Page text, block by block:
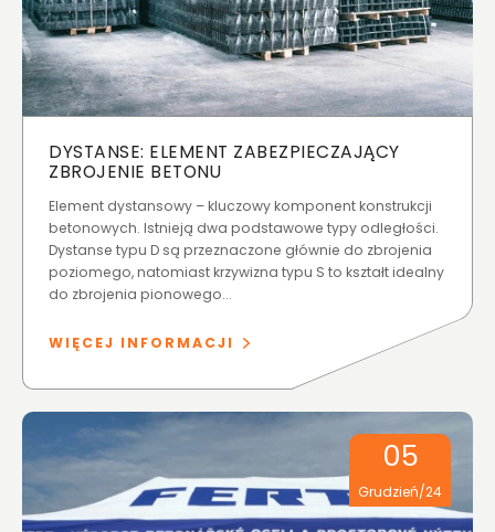
DYSTANSE: ELEMENT ZABEZPIECZAJĄCY
ZBROJENIE BETONU
Element dystansowy – kluczowy komponent konstrukcji
betonowych. Istnieją dwa podstawowe typy odległości.
Dystanse typu D są przeznaczone głównie do zbrojenia
poziomego, natomiast krzywizna typu S to kształt idealny
do zbrojenia pionowego...
WIĘCEJ INFORMACJI
05
Grudzień/24